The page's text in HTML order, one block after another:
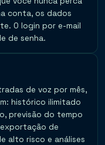
conta, os dados
O login por e-mail
de senha.
de voz por mês,
histórico ilimitado
previsão do tempo
de
alto risco e análises